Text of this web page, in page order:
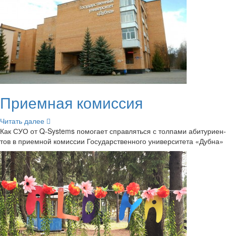
При­ем­ная ко­мис­сия
Чи­тать далее
Как СУО от Q-​Systems по­мо­га­ет справ­лять­ся с тол­па­ми аби­ту­ри­ен­
тов в при­ем­ной ко­мис­сии Го­су­дар­ствен­но­го уни­вер­си­те­та «Дубна»